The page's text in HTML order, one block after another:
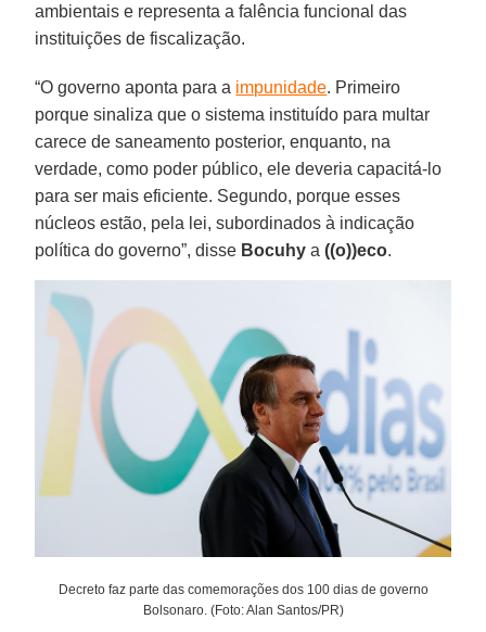
ambientais e representa a falência funcional das
instituições de fiscalização.
“O governo aponta para a impunidade. Primeiro
porque sinaliza que o sistema instituído para multar
carece de saneamento posterior, enquanto, na
verdade, como poder público, ele deveria capacitá-lo
para ser mais eficiente. Segundo, porque esses
núcleos estão, pela lei, subordinados à indicação
política do governo”, disse Bocuhy a((o))eco.
Decreto faz parte das comemorações dos 100 dias de governo
Bolsonaro. (Foto: Alan Santos/PR)